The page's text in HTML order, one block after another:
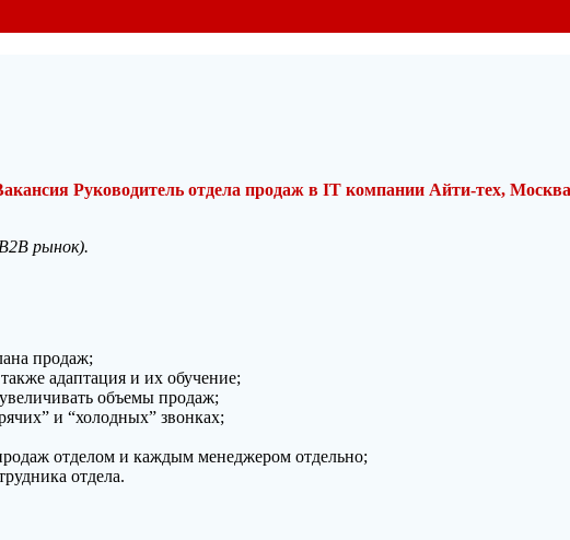
Руководитель отдела продаж в IT компании Айти-тех,
рынок).
продаж;
адаптация и их обучение;
объемы продаж;
и “холодных” звонках;
отделом и каждым менеджером отдельно;
отдела.